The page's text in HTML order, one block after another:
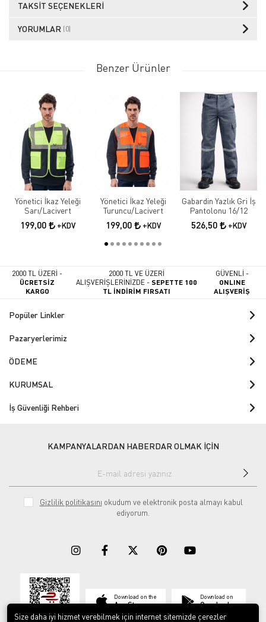
TAKSIT SEÇENEKLERI
YORUMLAR (0)
Benzer Ürünler
Yönetici İkaz Yeleği
Sarı/Lacivert
199,00 +KDV
Yönetici İkaz Yeleği
Turuncu/Lacivert
199,00 +KDV
Gabardin Yazlık Gri İş
Pantolonu 16/12
526,50 +KDV
2000 TL ÜZERİ -
ÜCRETSİZ
KARGO
2000 TL VE ÜZERİ
ALIŞVERİŞLERİNİZDE -SEPETTE 100
TL İNDİRİM FIRSATI
GÜVENLİ -
ONLINE
ALIŞVERİŞ
Popüler Linkler
Pazaryerlerimiz
ÖDEME
KURUMSAL
İş Güvenliği Rehberi
KAMPANYALARDAN HABERDAR OLMAK İÇİN
Gizlilik politikasını okudum ve elektronik posta almayı kabul
ediyorum.
Download on the
App Store
Download on
Google play
Size daha iyi hizmet verebilmek için internet sitemizde çerezler